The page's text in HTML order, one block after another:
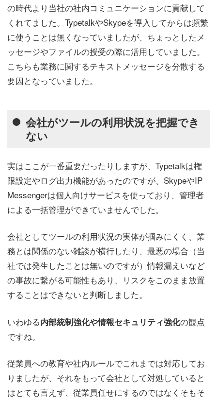
の時代より当社の社内コミュニケーションに貢献して
くれてました。TypetalkやSkypeを導入してからは頻繁
に使うことは無くなっていましたが、ちょっとしたメ
ッセージやファイルの授受の際に活用していました。
こちらも業務に関するテキストメッセージを分散する
要因となっていました。
会社がツールの利用状況を把握でき
ない
実はここが一番重要だったりしますが、Typetalkは権
限設定やログ出力機能があったのですが、SkypeやIP
Messengerは個人向けサービスを使っており、管理者
による一括管理ができていませんでした。
会社としてツールの利用状況の実体が掴みにくく、業
務とは関係のない雑談が横行したり、最悪の場合（当
社では発生したことは無いのですが）情報漏えいなど
の事故に繋がる可能性もあり、リスクをこのまま放置
することはできないと判断しました。
いわゆる内部統制強化や情報セキュリティ強化の観点
ですね。
従業員への教育や社内ルールでこれまでは対応してお
りましたが、それをもって会社として対処していると
はとても言えず、従業員任せにするのではなくそもそ